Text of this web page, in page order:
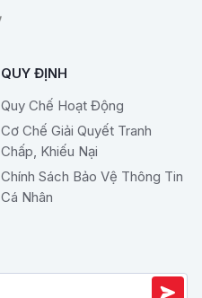
QUY ĐỊNH
Quy Chế Hoạt Động
Cơ Chế Giải Quyết Tranh
Chấp, Khiếu Nại
Chính Sách Bảo Vệ Thông Tin
Cá Nhân